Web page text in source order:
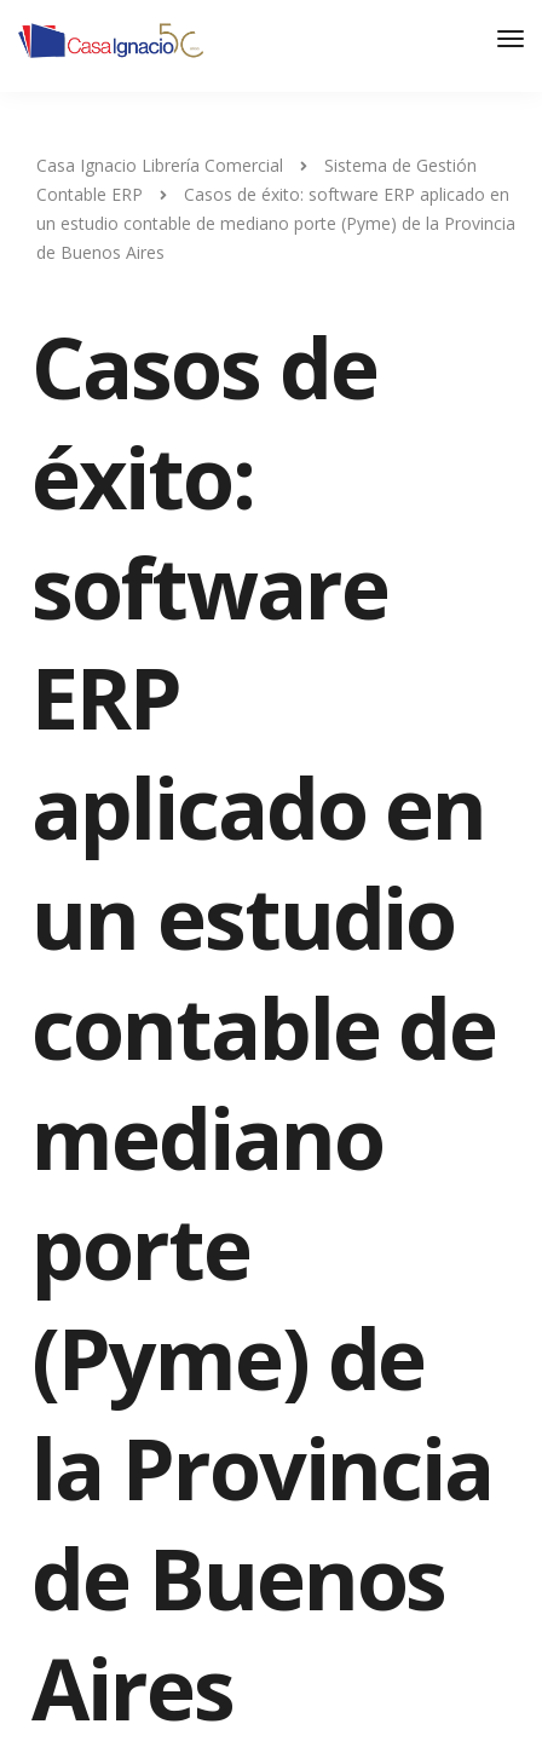
Casa Ignacio Librería Comercial
Sistema de Gestión
Contable ERP
Casos de éxito: software ERP aplicado en
un estudio contable de mediano porte (Pyme) de la Provincia
de Buenos Aires
Casos de
éxito:
software
ERP
aplicado en
un estudio
contable de
mediano
porte
(Pyme) de
la Provincia
de Buenos
Aires